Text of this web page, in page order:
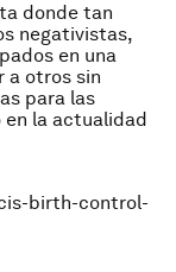
donde tan
negativistas,
en una
a otros sin
para las
en la actualidad
birth-control-